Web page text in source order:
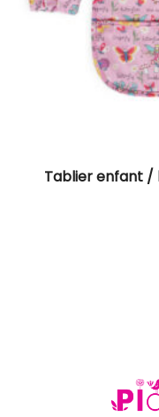
Tablier enfant /